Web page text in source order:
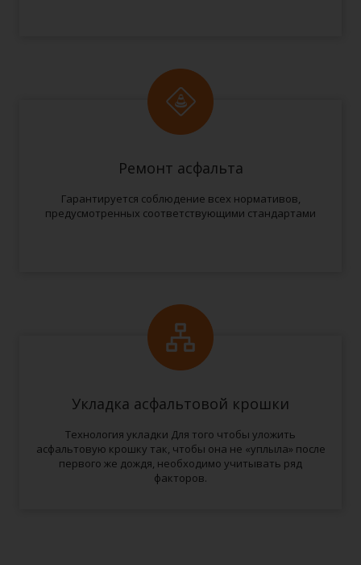
Ремонт асфальта
Гарантируется соблюдение всех нормативов,
предусмотренных соответствующими стандартами
Укладка асфальтовой крошки
Технология укладки Для того чтобы уложить
асфальтовую крошку так, чтобы она не «уплыла» после
первого же дождя, необходимо учитывать ряд
факторов.